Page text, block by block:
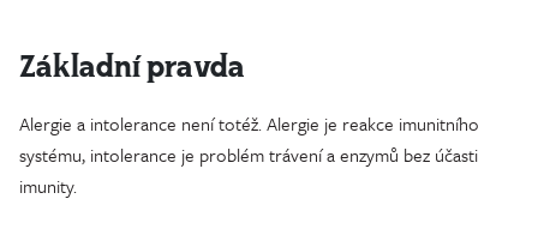
Základní pravda
Alergie a intolerance není totéž. Alergie je reakce imunitního
systému, intolerance je problém trávení a enzymů bez účasti
imunity.